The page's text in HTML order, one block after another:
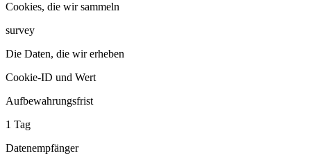
Cookies, die wir sammeln
survey
Die Daten, die wir erheben
Cookie-ID und Wert
Aufbewahrungsfrist
1 Tag
Datenempfänger